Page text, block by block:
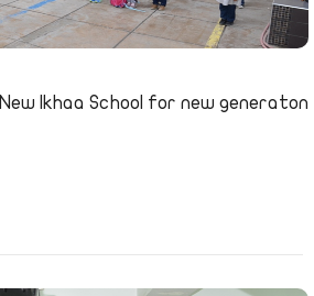
New Ikhaa School for new generaton